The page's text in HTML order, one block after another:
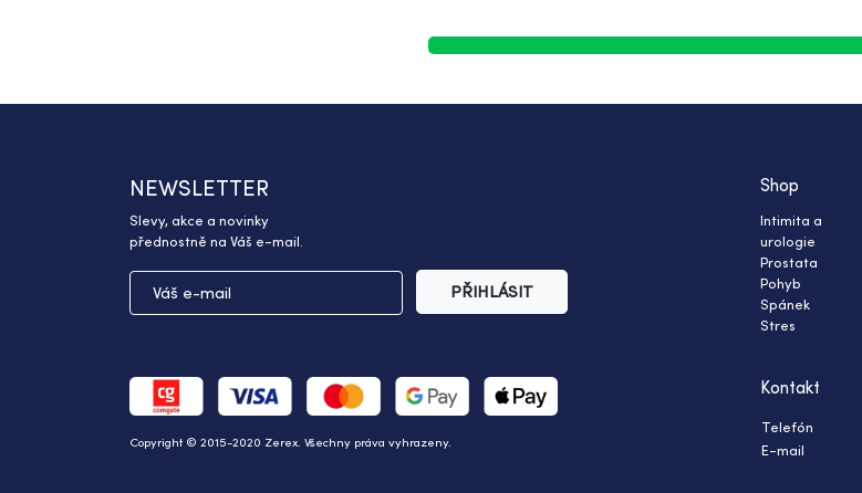
NEWSLETTER
Slevy, akce a novinky
přednostně na Váš e-mail.
PŘIHLÁSIT
Shop
Intimita a
urologie
Prostata
Pohyb
Spánek
Stres
Copyright © 2015-2020 Zerex. Všechny práva vyhrazeny.
Kontakt
Telefón
E-mail